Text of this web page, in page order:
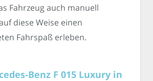
Fahrzeug auch manuell
diese Weise einen
Fahrspaß erleben.
Benz F 015 Luxury in